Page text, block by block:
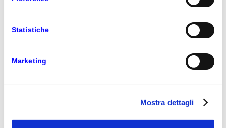
Statistiche
Marketing
Mostra dettagli
VANTAGGI PORTA
NEWS